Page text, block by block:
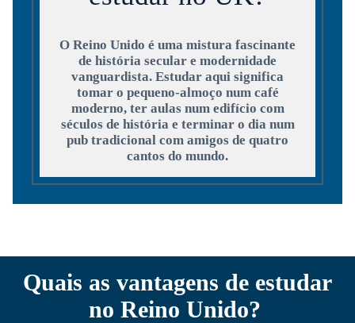
O Reino Unido é uma mistura fascinante
de história secular e modernidade
vanguardista. Estudar aqui significa
tomar o pequeno-almoço num café
moderno, ter aulas num edifício com
séculos de história e terminar o dia num
pub tradicional com amigos de quatro
cantos do mundo.
Quais as vantagens de estudar
no Reino Unido?